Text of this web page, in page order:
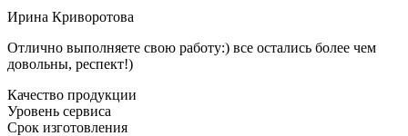
Ирина Криворотова
Отлично выполняете свою работу:) все остались более чем
довольны, респект!)
Качество продукции
Уровень сервиса
Срок изготовления